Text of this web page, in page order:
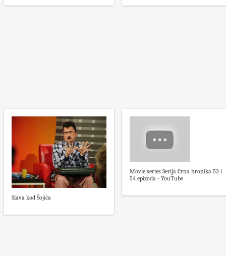
Slava kod Šojića
Movie series Serija Crna hronika 53 i
54 epizoda - YouTube